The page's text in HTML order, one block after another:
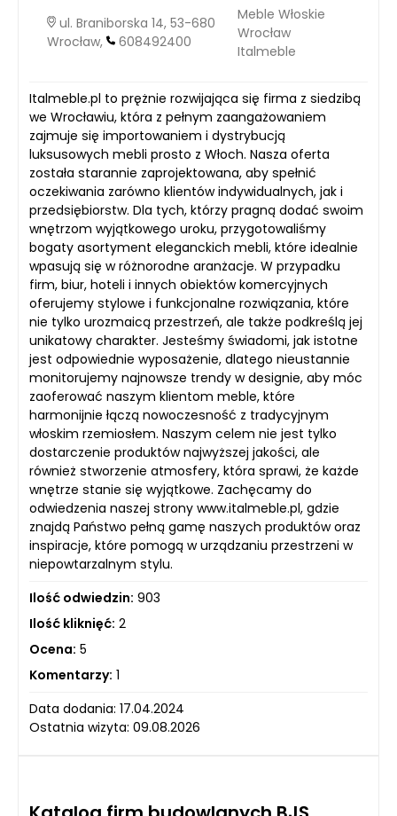
ul. Braniborska 14, 53-680
Wrocław,
608492400
Meble Włoskie
Wrocław
Italmeble
Italmeble.pl to prężnie rozwijająca się firma z siedzibą
we Wrocławiu, która z pełnym zaangażowaniem
zajmuje się importowaniem i dystrybucją
luksusowych mebli prosto z Włoch. Nasza oferta
została starannie zaprojektowana, aby spełnić
oczekiwania zarówno klientów indywidualnych, jak i
przedsiębiorstw. Dla tych, którzy pragną dodać swoim
wnętrzom wyjątkowego uroku, przygotowaliśmy
bogaty asortyment eleganckich mebli, które idealnie
wpasują się w różnorodne aranżacje. W przypadku
firm, biur, hoteli i innych obiektów komercyjnych
oferujemy stylowe i funkcjonalne rozwiązania, które
nie tylko urozmaicą przestrzeń, ale także podkreślą jej
unikatowy charakter. Jesteśmy świadomi, jak istotne
jest odpowiednie wyposażenie, dlatego nieustannie
monitorujemy najnowsze trendy w designie, aby móc
zaoferować naszym klientom meble, które
harmonijnie łączą nowoczesność z tradycyjnym
włoskim rzemiosłem. Naszym celem nie jest tylko
dostarczenie produktów najwyższej jakości, ale
również stworzenie atmosfery, która sprawi, że każde
wnętrze stanie się wyjątkowe. Zachęcamy do
odwiedzenia naszej strony www.italmeble.pl, gdzie
znajdą Państwo pełną gamę naszych produktów oraz
inspiracje, które pomogą w urządzaniu przestrzeni w
niepowtarzalnym stylu.
Ilość odwiedzin: 903
Ilość kliknięć: 2
Ocena: 5
Komentarzy: 1
Data dodania: 17.04.2024
Ostatnia wizyta: 09.08.2026